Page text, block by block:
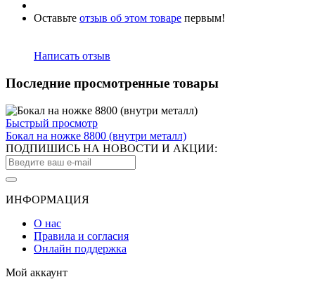
Оставьте отзыв об этом товаре первым!
Написать отзыв
Последние просмотренные товары
Быстрый просмотр
Бокал на ножке 8800 (внутри металл)
ПОДПИШИСЬ НА НОВОСТИ И АКЦИИ:
ИНФОРМАЦИЯ
О нас
Правила и согласия
Онлайн поддержка
Мой аккаунт